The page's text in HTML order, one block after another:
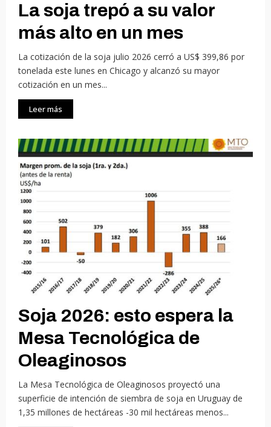
La soja trepó a su valor
más alto en un mes
La cotización de la soja julio 2026 cerró a US$ 399,86 por
tonelada este lunes en Chicago y alcanzó su mayor
cotización en un mes...
Leer más
Soja 2026: esto espera la
Mesa Tecnológica de
Oleaginosos
La Mesa Tecnológica de Oleaginosos proyectó una
superficie de intención de siembra de soja en Uruguay de
1,35 millones de hectáreas -30 mil hectáreas menos...